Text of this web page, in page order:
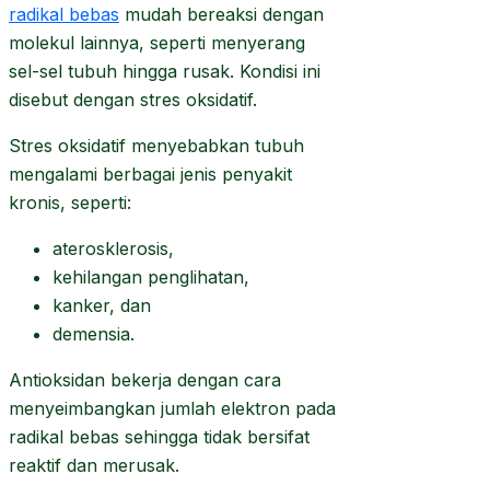
radikal bebas mudah bereaksi dengan
molekul lainnya, seperti menyerang
sel-sel tubuh hingga rusak. Kondisi ini
disebut dengan stres oksidatif.
Stres oksidatif menyebabkan tubuh
mengalami berbagai jenis penyakit
kronis, seperti:
aterosklerosis,
kehilangan penglihatan,
kanker, dan
demensia.
Antioksidan bekerja dengan cara
menyeimbangkan jumlah elektron pada
radikal bebas sehingga tidak bersifat
reaktif dan merusak.